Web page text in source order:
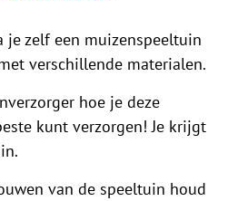
je zelf een muizenspeeltuin
verschillende materialen.
hoe je deze
kunt verzorgen! Je krijgt
van de speeltuin houd